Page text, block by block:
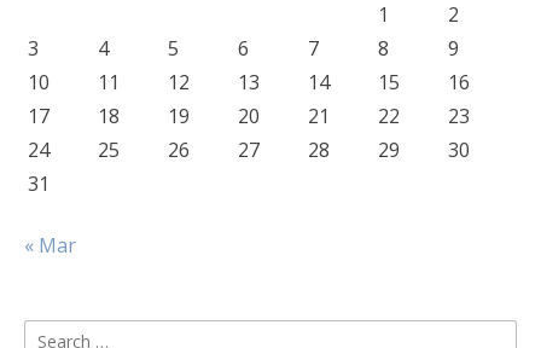
1
2
3
4 5 6 7 8
9
10
11 12 13 14 15
16
17
18 19 20 21 22
23
24
25 26 27 28 29
30
31
« Mar
Search